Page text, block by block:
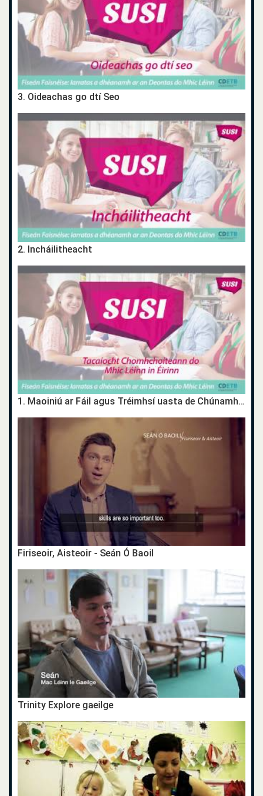
3. Oideachas go dtí Seo
2. Incháilitheacht
1. Maoiniú ar Fáil agus Tréimhsí uasta de Chúnamh Deontais
Firiseoir, Aisteoir - Seán Ó Baoil
Trinity Explore gaeilge